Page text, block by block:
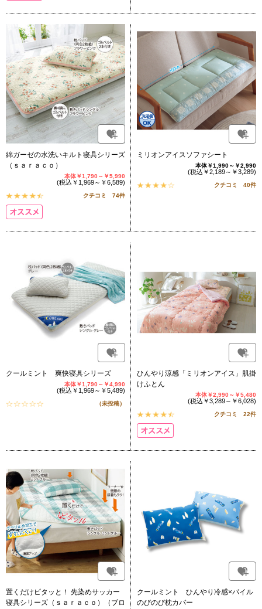
綿ガーゼの水洗いキルト寝具シリーズ
（ｓａｒａｃｏ）
本体￥1,790～￥5,990
(税込￥1,969～￥6,589)
クチコミ 74件
ミリオンアイスソファシート
本体￥1,990～￥2,990
(税込￥2,189～￥3,289)
クチコミ 40件
クールミント 爽快寝具シリーズ
本体￥1,790～￥4,990
(税込￥1,969～￥5,489)
（未投稿）
ひんやり涼感「ミリオンアイス」肌掛
けふとん
本体￥2,990～￥5,480
(税込￥3,289～￥6,028)
クチコミ 22件
置くだけピタッと！ 先染めサッカー
寝具シリーズ（ｓａｒａｃｏ）（ブロ
クールミント ひんやり冷感×パイル
のびのび枕カバー